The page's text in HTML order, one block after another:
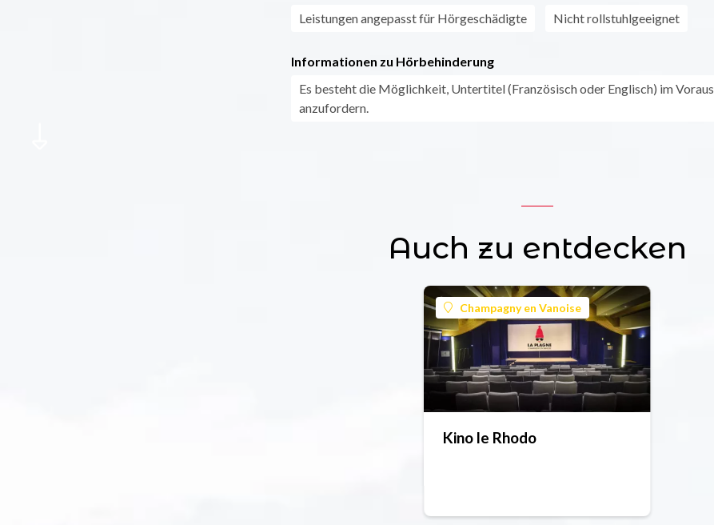
Leistungen angepasst für Hörgeschädigte
Nicht rollstuhlgeeignet
Informationen zu Hörbehinderung
Es besteht die Möglichkeit, Untertitel (Französisch oder Englisch) im Voraus
anzufordern.
Auch zu entdecken
Champagny en Vanoise
Kino le Rhodo